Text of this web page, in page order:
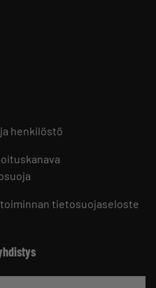
henkilöstö
tietosuojaseloste